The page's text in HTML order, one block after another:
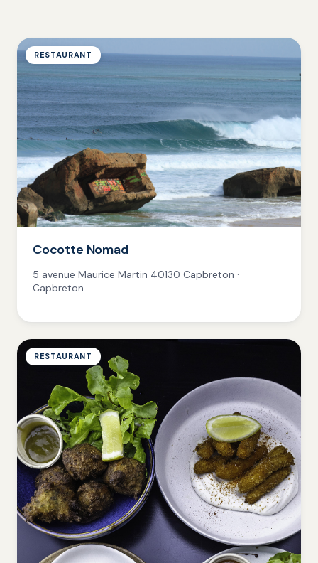
RESTAURANT
Cocotte Nomad
5 avenue Maurice Martin 40130 Capbreton ·
Capbreton
RESTAURANT